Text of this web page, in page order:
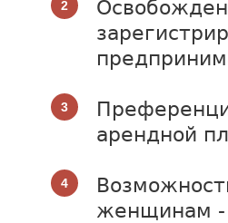
арендной
женщинам -